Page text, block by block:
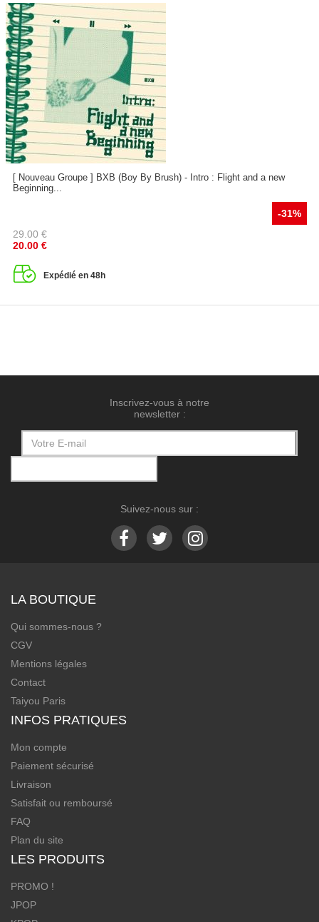
[ Nouveau Groupe ] BXB (Boy By Brush) - Intro : Flight and a new
Beginning...
-31%
29.00 €
20.00 €
Expédié en 48h
Inscrivez-vous à notre
newsletter :
Suivez-nous sur :
LA BOUTIQUE
Qui sommes-nous ?
CGV
Mentions légales
Contact
Taiyou Paris
INFOS PRATIQUES
Mon compte
Paiement sécurisé
Livraison
Satisfait ou remboursé
FAQ
Plan du site
LES PRODUITS
PROMO !
JPOP